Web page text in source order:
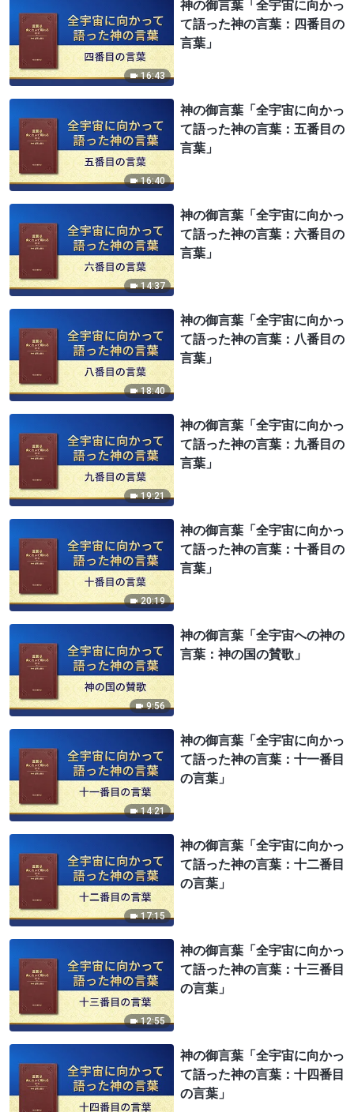
16:43
神の御言葉「全宇宙に向かっ
て語った神の言葉：四番目の
言葉」
16:40
神の御言葉「全宇宙に向かっ
て語った神の言葉：五番目の
言葉」
14:37
神の御言葉「全宇宙に向かっ
て語った神の言葉：六番目の
言葉」
18:40
神の御言葉「全宇宙に向かっ
て語った神の言葉：八番目の
言葉」
19:21
神の御言葉「全宇宙に向かっ
て語った神の言葉：九番目の
言葉」
20:19
神の御言葉「全宇宙に向かっ
て語った神の言葉：十番目の
言葉」
9:56
神の御言葉「全宇宙への神の
言葉：神の国の賛歌」
14:21
神の御言葉「全宇宙に向かっ
て語った神の言葉：十一番目
の言葉」
17:15
神の御言葉「全宇宙に向かっ
て語った神の言葉：十二番目
の言葉」
12:55
神の御言葉「全宇宙に向かっ
て語った神の言葉：十三番目
の言葉」
神の御言葉「全宇宙に向かっ
て語った神の言葉：十四番目
の言葉」